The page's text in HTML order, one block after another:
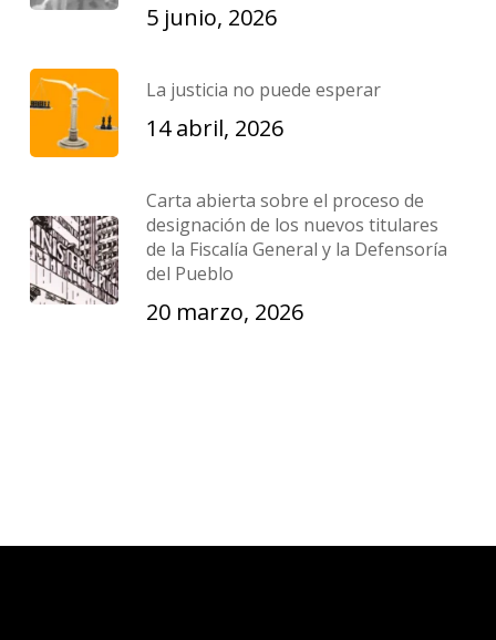
5 junio, 2026
La justicia no puede esperar
14 abril, 2026
Carta abierta sobre el proceso de
designación de los nuevos titulares
de la Fiscalía General y la Defensoría
del Pueblo
20 marzo, 2026